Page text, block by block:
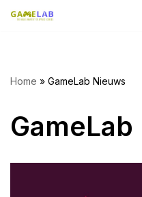
de
Home » GameLab Nieuws